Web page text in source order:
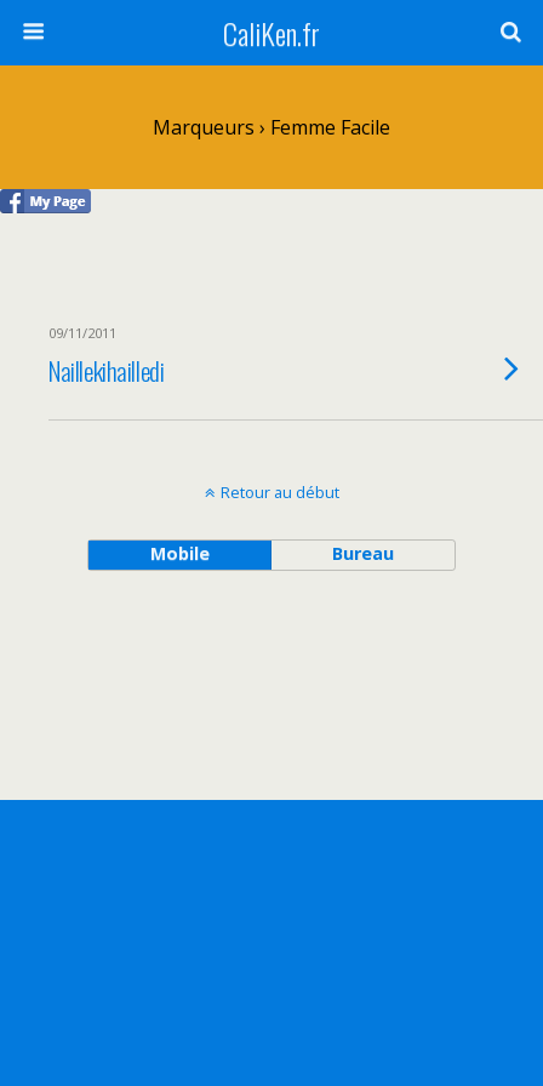
CaliKen.fr
Marqueurs › Femme Facile
09/11/2011
Naillekihailledi
Retour au début
Mobile Bureau